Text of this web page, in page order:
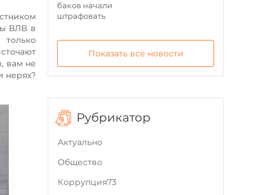
ВЛВ в
вам не
нерях?
баков начали
штрафовать
Показать все новости
Рубрикатор
Актуально
Общество
Коррупция73